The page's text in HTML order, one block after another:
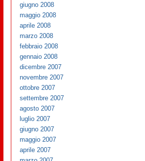
giugno 2008
maggio 2008
aprile 2008
marzo 2008
febbraio 2008
gennaio 2008
dicembre 2007
novembre 2007
ottobre 2007
settembre 2007
agosto 2007
luglio 2007
giugno 2007
maggio 2007
aprile 2007